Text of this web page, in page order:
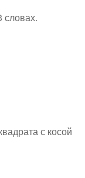
словах.
с косой